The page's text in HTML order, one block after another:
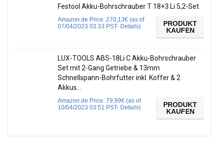
Festool Akku-Bohrschrauber T 18+3 Li 5,2-Set
Amazon.de Price: 270,13€ (as of
07/04/2023 03:33 PST- Details)
PRODUKT
KAUFEN
LUX-TOOLS ABS-18Li C Akku-Bohrschrauber
Set mit 2-Gang Getriebe & 13mm
Schnellspann-Bohrfutter inkl. Koffer & 2
Akkus…
Amazon.de Price: 79,99€ (as of
10/04/2023 03:51 PST- Details)
PRODUKT
KAUFEN